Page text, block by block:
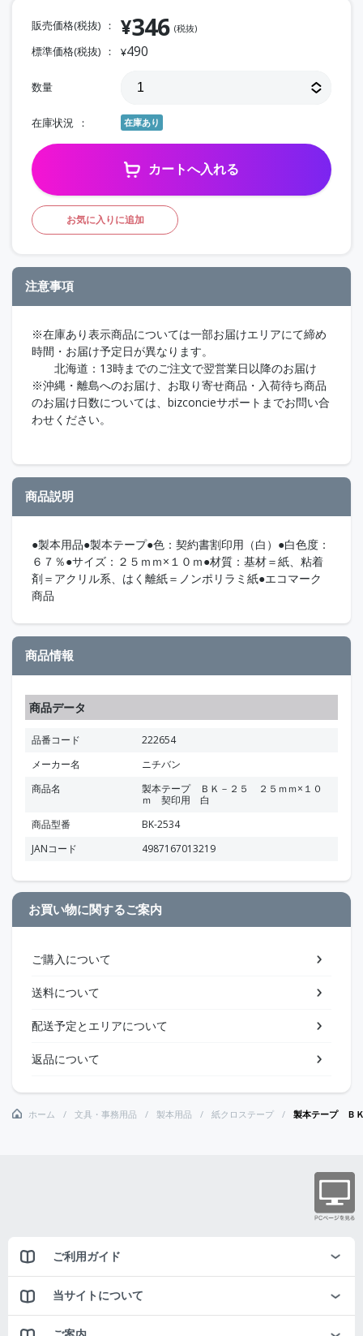
販売価格(税抜) ¥346 (税抜)
標準価格(税抜) ¥490
数量
在庫状況 在庫あり
カートへ入れる
お気に入りに追加
注意事項
※在庫あり表示商品については一部お届けエリアにて締め
時間・お届け予定日が異なります。
北海道：13時までのご注文で翌営業日以降のお届け
※沖縄・離島へのお届け、お取り寄せ商品・入荷待ち商品
のお届け日数については、bizconcieサポートまでお問い合
わせください。
商品説明
●製本用品●製本テープ●色：契約書割印用（白）●白色度：
６７％●サイズ：２５ｍｍ×１０ｍ●材質：基材＝紙、粘着
剤＝アクリル系、はく離紙＝ノンポリラミ紙●エコマーク
商品
商品情報
商品データ
品番コード
222654
メーカー名
ニチバン
商品名
製本テープ ＢＫ－２５ ２５ｍｍ×１０
ｍ 契印用 白
商品型番
BK-2534
JANコード
4987167013219
お買い物に関するご案内
ご購入について
送料について
配送予定とエリアについて
返品について
ホーム 文具・事務用品 製本用品 紙クロステープ 製本テープ Ｂ
ご利用ガイド
当サイトについて